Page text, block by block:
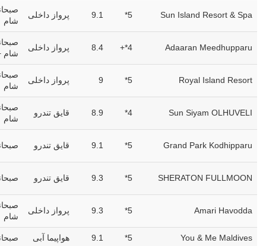
Sun Island Resort & Spa
5*
9.1 پرواز داخلی
شام
Adaaran Meedhupparu
4*+
8.4 پرواز داخلی
شام
Royal Island Resort
5*
9 پرواز داخلی
شام
Sun Siyam OLHUVELI
4*
8.9 قایق تندرو
شام
Grand Park Kodhipparu
5*
9.1 قایق تندرو
SHERATON FULLMOON
5*
9.3 قایق تندرو
Amari Havodda
5*
9.3 پرواز داخلی
شام
You & Me Maldives
5*
9.1 هواپیما آبی